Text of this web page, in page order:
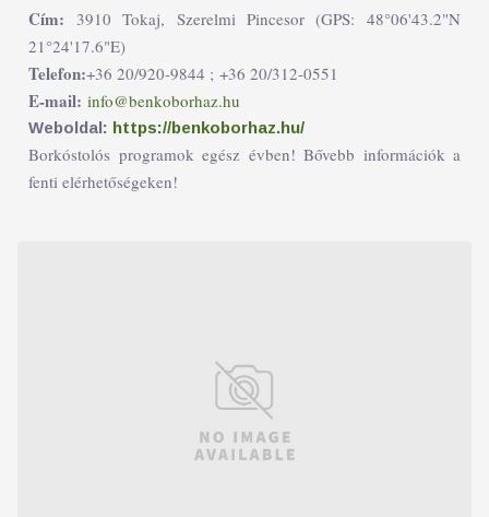
Cím: 3910 Tokaj, Szerelmi Pincesor (GPS: 48°06'43.2"N
21°24'17.6"E)
Telefon:+36 20/920-9844 ; +36 20/312-0551
E-mail: info@benkoborhaz.hu
Weboldal: https://benkoborhaz.hu/
Borkóstolós programok egész évben! Bővebb információk a
fenti elérhetőségeken!